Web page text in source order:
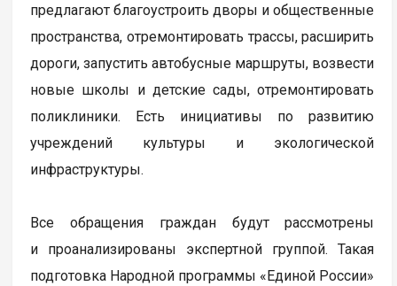
предлагают благоустроить дворы и общественные
пространства, отремонтировать трассы, расширить
дороги, запустить автобусные маршруты, возвести
новые школы и детские сады, отремонтировать
поликлиники. Есть инициативы по развитию
учреждений культуры и экологической
инфраструктуры.
Все обращения граждан будут рассмотрены
и проанализированы экспертной группой. Такая
подготовка Народной программы «Единой России»